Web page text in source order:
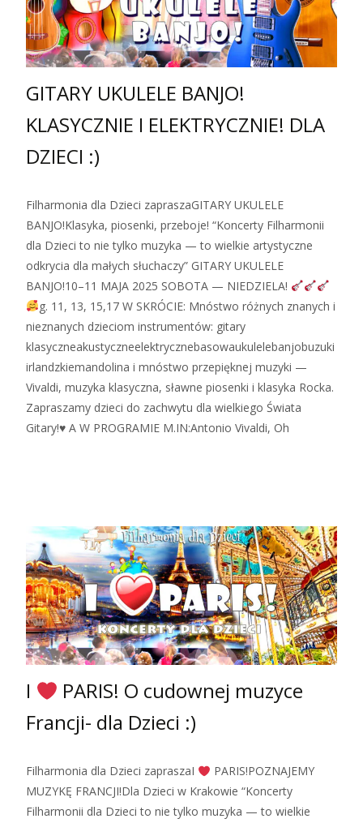
GITARY UKULELE BANJO!
KLASYCZNIE I ELEKTRYCZNIE! DLA
DZIECI :)
Filharmonia dla Dzieci zapraszaGITARY UKULELE
BANJO!Klasyka, piosenki, przeboje! “Koncerty Filharmonii
dla Dzieci to nie tylko muzyka — to wielkie artystyczne
odkrycia dla małych słuchaczy” GITARY UKULELE
BANJO!10–11 MAJA 2025 SOBOTA — NIEDZIELA!
g. 11, 13, 15,17 W SKRÓCIE: Mnóstwo różnych znanych i
nieznanych dzieciom instrumentów: gitary
klasyczneakustyczneelektrycznebasowaukulelebanjobuzuki
irlandzkiemandolina i mnóstwo przepięknej muzyki —
Vivaldi, muzyka klasyczna, sławne piosenki i klasyka Rocka.
Zapraszamy dzieci do zachwytu dla wielkiego Świata
Gitary!♥ A W PROGRAMIE M.IN:Antonio Vivaldi, Oh
I
PARIS! O cudownej muzyce
Francji- dla Dzieci :)
Filharmonia dla Dzieci zapraszaI
PARIS!POZNAJEMY
MUZYKĘ FRANCJI!Dla Dzieci w Krakowie “Koncerty
Filharmonii dla Dzieci to nie tylko muzyka — to wielkie